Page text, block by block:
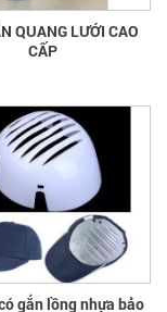
CẤP
gắn lồng nhựa bảo